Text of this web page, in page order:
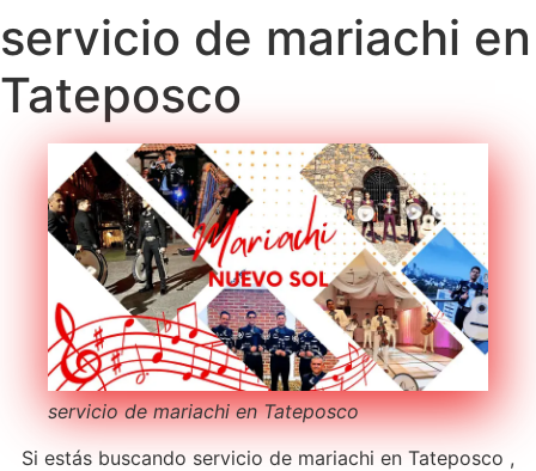
servicio de mariachi en
Tateposco
servicio de mariachi en Tateposco
Si estás buscando servicio de mariachi en Tateposco ,